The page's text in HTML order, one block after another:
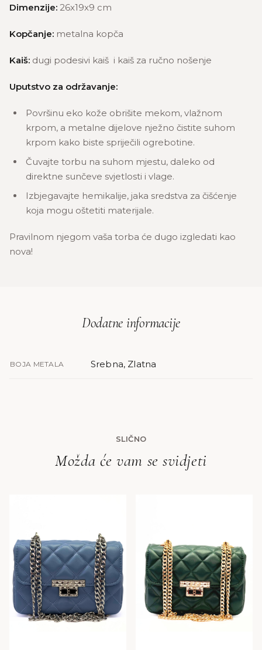
Dimenzije: 26x19x9 cm
Kopčanje: metalna kopča
Kaiš: dugi podesivi kaiš i kaiš za ručno nošenje
Uputstvo za održavanje:
Površinu eko kože obrišite mekom, vlažnom
krpom, a metalne dijelove nježno čistite suhom
krpom kako biste spriječili ogrebotine.
Čuvajte torbu na suhom mjestu, daleko od
direktne sunčeve svjetlosti i vlage.
Izbjegavajte hemikalije, jaka sredstva za čišćenje
koja mogu oštetiti materijale.
Pravilnom njegom vaša torba će dugo izgledati kao
nova!
Dodatne informacije
BOJA METALA Srebna, Zlatna
SLIČNO
Možda će vam se svidjeti